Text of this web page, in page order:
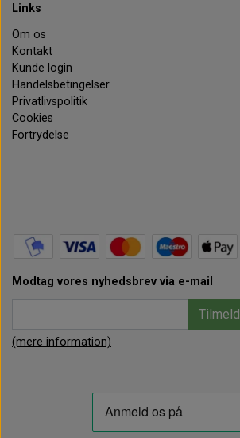
Links
Om os
Kontakt
Kunde login
Handelsbetingelser
Privatlivspolitik
Cookies
Fortrydelse
Modtag vores nyhedsbrev via e-mail
Tilmeld
(mere information)